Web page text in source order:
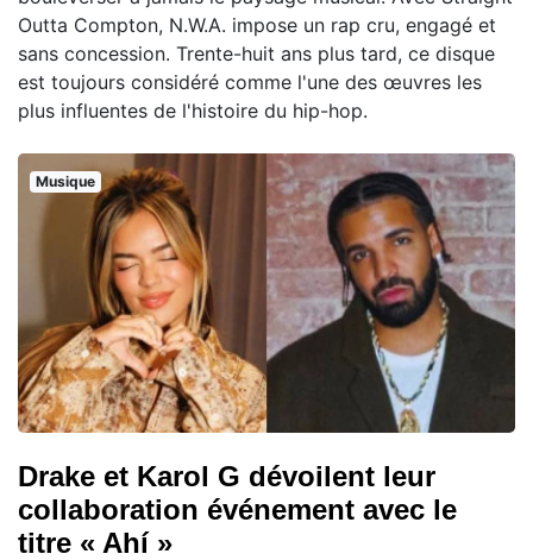
Outta Compton, N.W.A. impose un rap cru, engagé et
sans concession. Trente-huit ans plus tard, ce disque
est toujours considéré comme l'une des œuvres les
plus influentes de l'histoire du hip-hop.
Musique
Drake et Karol G dévoilent leur
collaboration événement avec le
titre « Ahí »